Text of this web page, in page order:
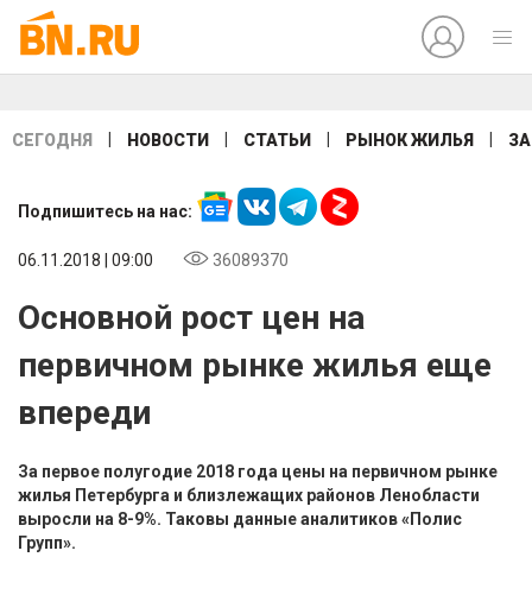
СЕГОДНЯ НОВОСТИ СТАТЬИ РЫНОК ЖИЛЬЯ
Подпишитесь на нас:
06.11.2018 | 09:00 36089370
Основной рост цен на
первичном рынке жилья еще
впереди
За первое полугодие 2018 года цены на первичном рынке
жилья Петербурга и близлежащих районов Ленобласти
выросли на 8-9%. Таковы данные аналитиков «Полис
Групп».